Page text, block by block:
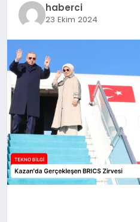
YAŞAM
haberci
23 Ekim 2024